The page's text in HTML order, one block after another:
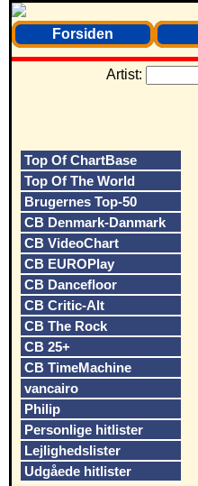
Forsiden
Artist:
Top Of ChartBase
Top Of The World
Brugernes Top-50
CB Denmark-Danmark
CB VideoChart
CB EUROPlay
CB Dancefloor
CB Critic-Alt
CB The Rock
CB 25+
CB TimeMachine
vancairo
Philip
Personlige hitlister
Lejlighedslister
Udgåede hitlister